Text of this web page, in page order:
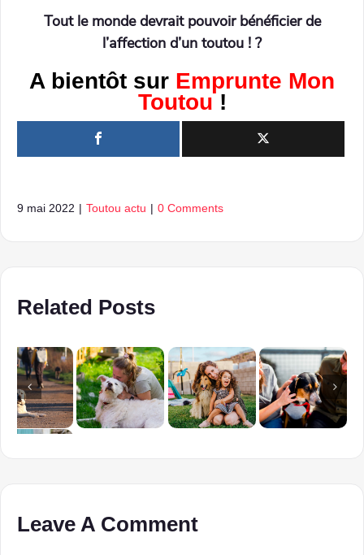
Tout le monde devrait pouvoir bénéficier de
l’affection d’un toutou ! ?
A bientôt sur Emprunte Mon
Toutou !
9 mai 2022 | Toutou actu | 0 Comments
Related Posts
Leave A Comment